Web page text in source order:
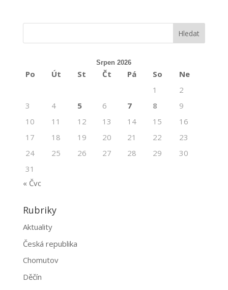
Srpen 2026
Po Út St Čt Pá So
Ne
1
2
3
4 5 6 7 8
9
10
11 12 13 14 15
16
17
18 19 20 21 22
23
24
25 26 27 28 29
30
31
« Čvc
Rubriky
Aktuality
Česká republika
Chomutov
Děčín